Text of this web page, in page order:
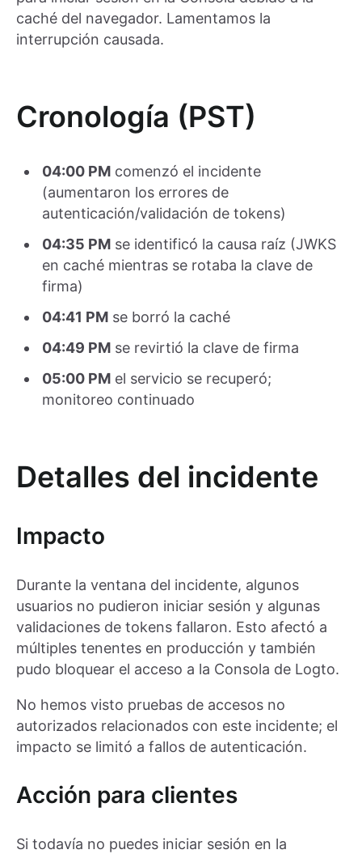
caché del navegador. Lamentamos la
interrupción causada.
Cronología (PST)
04:00 PM comenzó el incidente
(aumentaron los errores de
autenticación/validación de tokens)
04:35 PM se identificó la causa raíz (JWKS
en caché mientras se rotaba la clave de
firma)
04:41 PM se borró la caché
04:49 PM se revirtió la clave de firma
05:00 PM el servicio se recuperó;
monitoreo continuado
Detalles del incidente
Impacto
Durante la ventana del incidente, algunos
usuarios no pudieron iniciar sesión y algunas
validaciones de tokens fallaron. Esto afectó a
múltiples tenentes en producción y también
pudo bloquear el acceso a la Consola de Logto.
No hemos visto pruebas de accesos no
autorizados relacionados con este incidente; el
impacto se limitó a fallos de autenticación.
Acción para clientes
Si todavía no puedes iniciar sesión en la